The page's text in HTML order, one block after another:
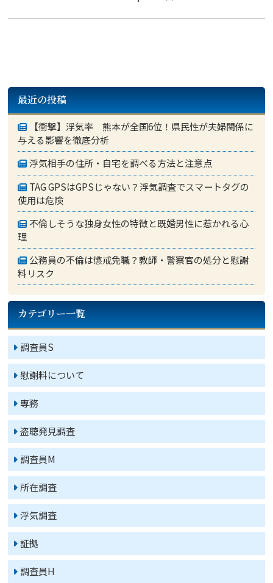
最近の投稿
【衝撃】浮気率 熊本が全国6位！県民性が夫婦関係に
与える影響を徹底分析
浮気相手の住所・自宅を調べる方法と注意点
TAG GPSはGPSじゃない？浮気調査でスマートタグの
使用は危険
不倫しそうな独身女性の特徴と既婚男性に惹かれる心
理
公務員の不倫は懲戒免職？教師・警察官の処分と慰謝
料リスク
カテゴリー一覧
調査員S
慰謝料について
専務
盗聴発見調査
調査員M
所在調査
浮気調査
証拠
調査員H